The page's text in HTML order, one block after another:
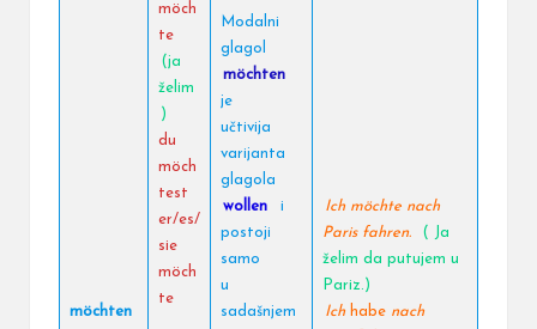
möchten
möch
te
(ja
želim
)
du
möch
test
er/es/
sie
möch
te
Modalni
glagol
möchten
je
učtivija
varijanta
glagola
wollen
i
postoji
samo
u
sadašnjem
Ich möchte nach
Paris fahren.
( Ja
želim da putujem u
Pariz.)
Ich habe nach